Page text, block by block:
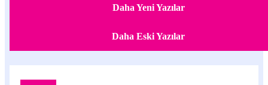
Daha Yeni Yazılar
Daha Eski Yazılar